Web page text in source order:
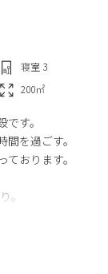
寝室 3
200㎡
す。
を過ごす。
おります。
。
ーム、トイレ
ただけます。
樽運河まで徒歩